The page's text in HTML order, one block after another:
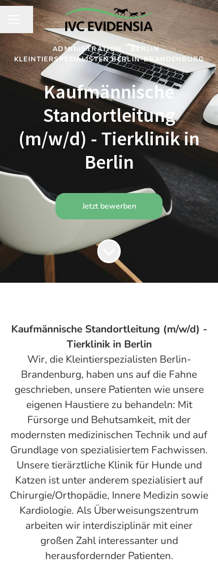
KARRIEREMENÜ
Seite teilen
ADMINISTRATION · BERLIN -
KLEINTIERSPEZIALISTEN BERLIN-BRANDENBURG
Kaufmännische
Standortleitung
(m/w/d) - Tierklinik in
Berlin
Jetzt bewerben
Kaufmännische Standortleitung (m/w/d) -
Tierklinik in Berlin
Wir, die Kleintierspezialisten Berlin-
Brandenburg, haben uns auf die Fahne
geschrieben, unsere Patienten wie unsere
eigenen Haustiere zu behandeln: Mit
Fürsorge und Behutsamkeit, mit der
modernsten medizinischen Technik und auf
Grundlage von spezialisiertem Fachwissen.
Unsere tierärztliche Klinik für Hunde und
Katzen ist unter anderem spezialisiert auf
Chirurgie/Orthopädie, Innere Medizin sowie
Kardiologie. Als Überweisungszentrum
arbeiten wir interdisziplinär mit einer
großen Zahl interessanter und
herausfordernder Patienten.